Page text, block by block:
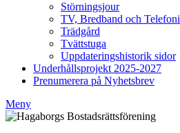
Störningsjour
TV, Bredband och Telefoni
Trädgård
Tvättstuga
Uppdateringshistorik sidor
Underhållsprojekt 2025-2027
Prenumerera på Nyhetsbrev
Meny